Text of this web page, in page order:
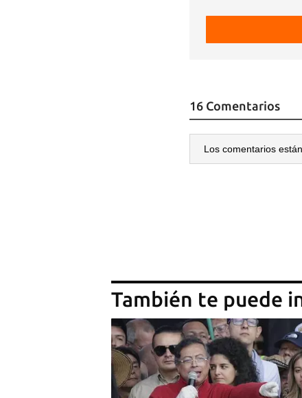
16 Comentarios
Los comentarios
También te puede